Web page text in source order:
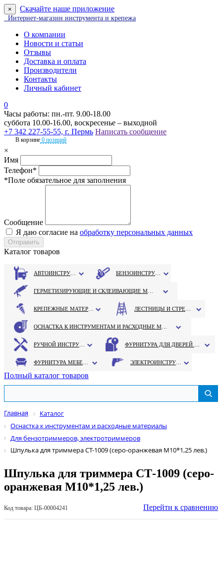
× Скачайте наше приложение
Интернет-магазин инструмента и крепежа
О компании
Новости и статьи
Отзывы
Доставка и оплата
Производители
Контакты
Личный кабинет
0
Часы работы: пн.-пт. 9.00-18.00
суббота 10.00-16.00, воскресенье – выходной
+7 342 227-55-55, г. Пермь Написать сообщение
В корзине 0 позиций
×
Имя
Телефон*
*Поле обязательное для заполнения
Сообщение
Я даю согласие на обработку персональных данных
Каталог товаров
Полный каталог товаров
Главная
Каталог
Оснастка к инструментам и расходные материалы
Для бензотриммеров, электротриммеров
Шпулька для триммера СТ-1009 (серо-оранжевая М10*1,25 лев.)
Шпулька для триммера СТ-1009 (серо-
оранжевая М10*1,25 лев.)
Код товара: ЦБ-00004241 Перейти к сравнению